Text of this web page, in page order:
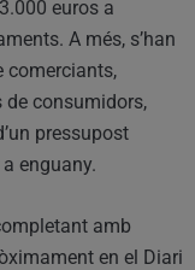
euros a
A més, s’han
comerciants,
consumidors,
pressupost
enguany.
amb
en el Diari